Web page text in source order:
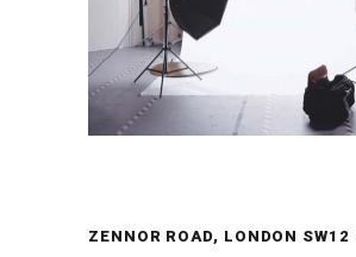
ZENNOR ROAD, LONDON SW12